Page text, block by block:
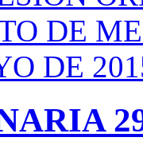
DE
DE